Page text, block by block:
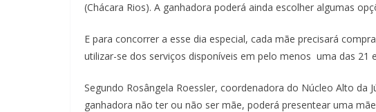
(Chácara Rios). A ganhadora poderá ainda escolher algumas
E para concorrer a esse dia especial, cada mãe precisará
utilizar-se dos serviços disponíveis em pelo menos uma das 21
Segundo Rosângela Roessler, coordenadora do Núcleo Alto da
ganhadora não ter ou não ser mãe, poderá presentear uma